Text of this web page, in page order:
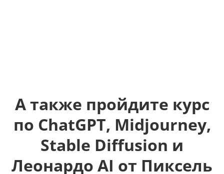
А также пройдите курс
по ChatGPT, Midjourney,
Stable Diffusion и
Леонардо AI от Пиксель